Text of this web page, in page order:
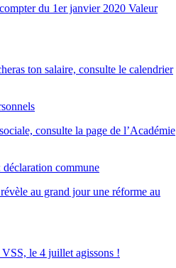
du 1er janvier 2020 Valeur
ton salaire, consulte le calendrier
consulte la page de l’Académie
commune
au grand jour une réforme au
le 4 juillet agissons !